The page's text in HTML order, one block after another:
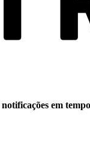
notificações em